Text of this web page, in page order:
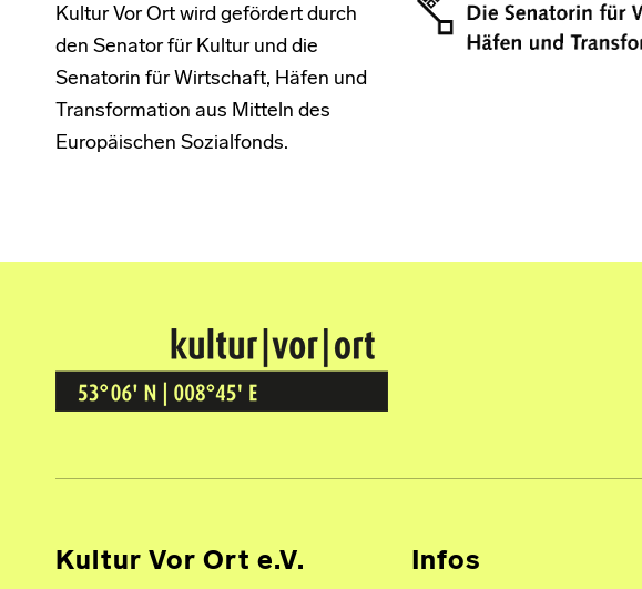
Kultur Vor Ort wird gefördert durch
den Senator für Kultur und die
Senatorin für Wirtschaft, Häfen und
Transformation aus Mitteln des
Europäischen Sozialfonds.
Kultur Vor Ort
BREMEN GRÖPELINGEN
Kultur Vor Ort e.V. Infos